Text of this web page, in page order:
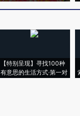
【特别呈现】寻找100种
有意思的生活方式·第一对